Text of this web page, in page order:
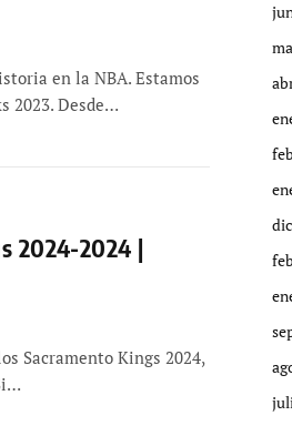
en la NBA. Estamos
2023. Desde…
2024-2024 |
Sacramento Kings 2024,